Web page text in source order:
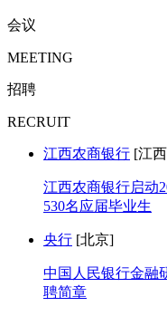
会议
MEETING
招聘
RECRUIT
江西农商银行 [江
江西农商银行启动
530名应届毕业生
央行 [北京]
中国人民银行金融
聘简章